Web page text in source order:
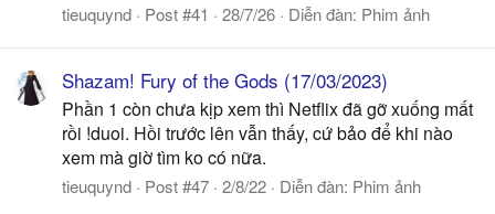
tieuquynd Post #41 28/7/26 Diễn đàn: Phim ảnh
Shazam! Fury of the Gods (17/03/2023)
Phần 1 còn chưa kịp xem thì Netflix đã gỡ xuống mất
rồi !duoi. Hồi trước lên vẫn thấy, cứ bảo để khi nào
xem mà giờ tìm ko có nữa.
tieuquynd Post #47 2/8/22 Diễn đàn: Phim ảnh